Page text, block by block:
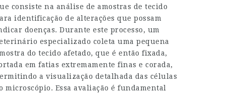
consiste na análise de amostras de tecido
identificação de alterações que possam
doenças. Durante este processo, um
especializado coleta uma pequena
do tecido afetado, que é então fixada,
em fatias extremamente finas e corada,
a visualização detalhada das células
microscópio. Essa avaliação é fundamental